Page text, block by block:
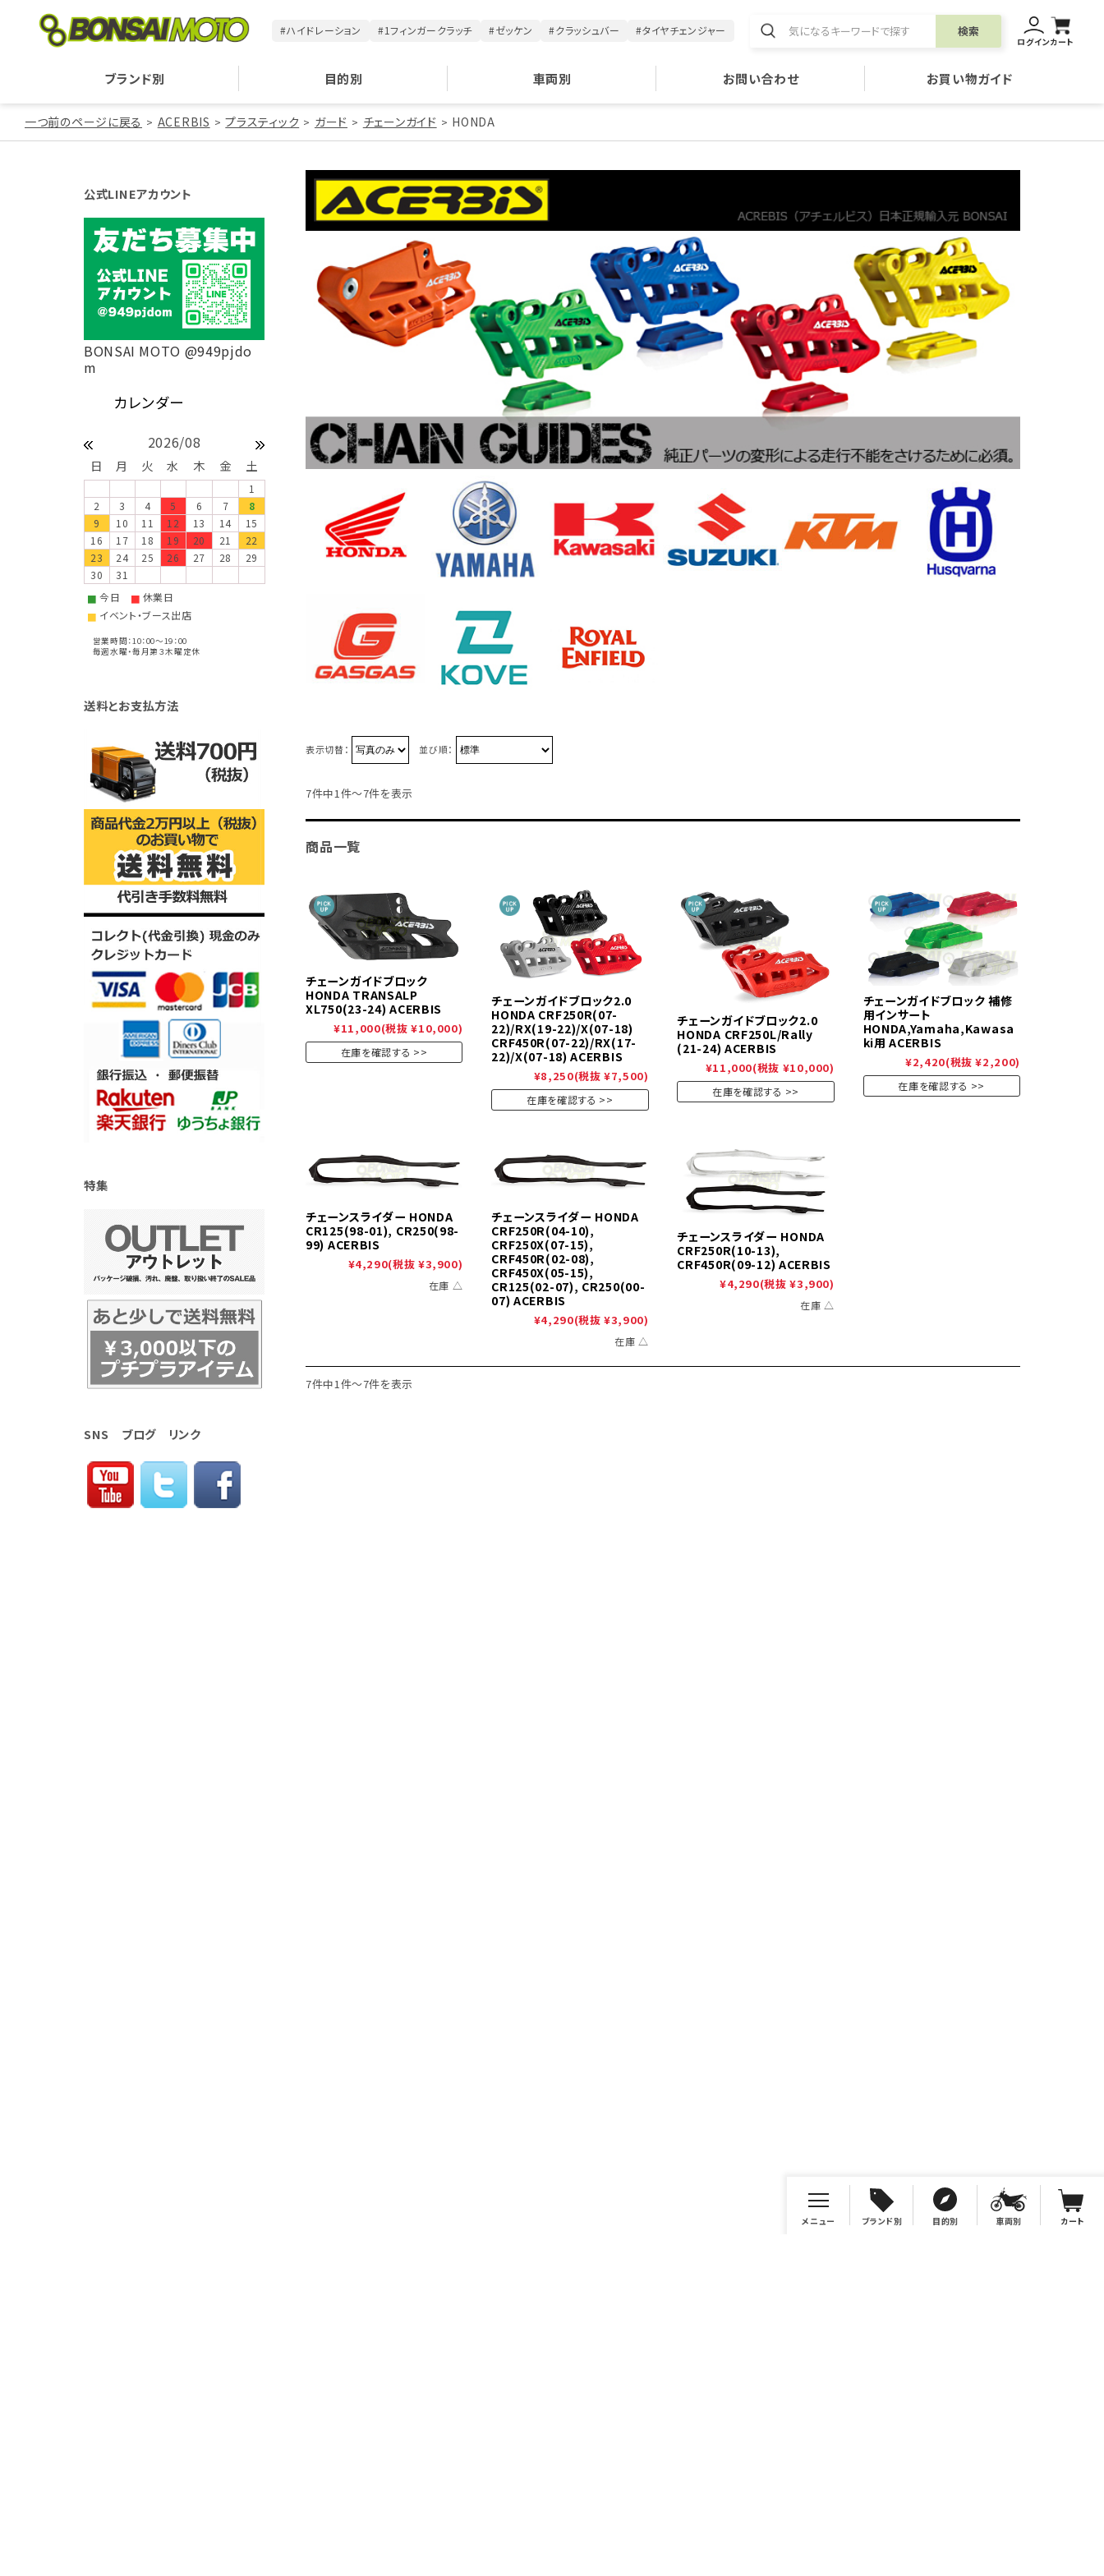
#ハイドレーション #1フィンガークラッチ #ゼッケン #クラッシュバー #タイヤチェンジャー 検索
ログインカート
ブランド別 目的別 車両別 お問い合わせ お買い物ガイド
メニュー ブランド別 目的別 車両別 カート
一つ前のページに戻る ACERBIS プラスティック ガード チェーンガイド HONDA
表示切替： 並び順：
7件中1件～7件を表示
商品一覧
チェーンガイドブロック
HONDA TRANSALP
XL750(23-24) ACERBIS
¥11,000(税抜 ¥10,000)
在庫を確認する
チェーンガイドブロック2.0
HONDA CRF250R(07-
22)/RX(19-22)/X(07-18)
CRF450R(07-22)/RX(17-
22)/X(07-18) ACERBIS
¥8,250(税抜 ¥7,500)
在庫を確認する
チェーンガイドブロック2.0
HONDA CRF250L/Rally
(21-24) ACERBIS
¥11,000(税抜 ¥10,000)
在庫を確認する
チェーンガイドブロック 補修
用インサート
HONDA,Yamaha,Kawasa
ki用 ACERBIS
¥2,420(税抜 ¥2,200)
在庫を確認する
チェーンスライダー HONDA
CR125(98-01), CR250(98-
99) ACERBIS
¥4,290(税抜 ¥3,900)
在庫 △
チェーンスライダー HONDA
CRF250R(04-10),
CRF250X(07-15),
CRF450R(02-08),
CRF450X(05-15),
CR125(02-07), CR250(00-
07) ACERBIS
¥4,290(税抜 ¥3,900)
在庫 △
チェーンスライダー HONDA
CRF250R(10-13),
CRF450R(09-12) ACERBIS
¥4,290(税抜 ¥3,900)
在庫 △
7件中1件～7件を表示
公式LINEアカウント
BONSAI MOTO @949pjdo
m
2026/08
日 月 火 水 木 金 土
1
2
3 4 5 6 7
8
9
10 11 12 13 14
15
16
17 18 19 20 21
22
23
24 25 26 27 28
29
30
31
■ 今日 ■ 休業日
■ イベント・ブース出店
営業時間：10：00～19：00
毎週水曜・毎月第３木曜定休
送料とお支払方法
特集
SNS ブログ リンク